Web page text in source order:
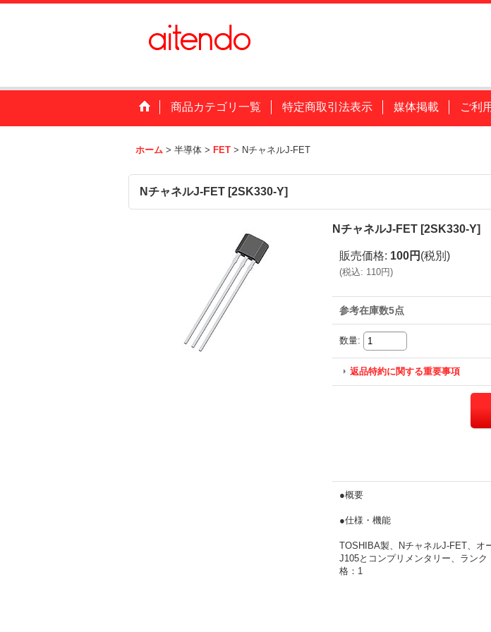
商品カテゴリ一覧 特定商取引法表示 媒体掲載 ご利
ホーム > 半導体 > FET > NチャネルJ-FET
NチャネルJ-FET [2SK330-Y]
NチャネルJ-FET [2SK330-Y]
販売価格: 100円 (税別)
(税込: 110円)
参考在庫数5点
数量:
返品特約に関する重要事項
●概要
●仕様・機能
TOSHIBA製、NチャネルJ-FET、オ
J105とコンプリメンタリー、ランク
格：1